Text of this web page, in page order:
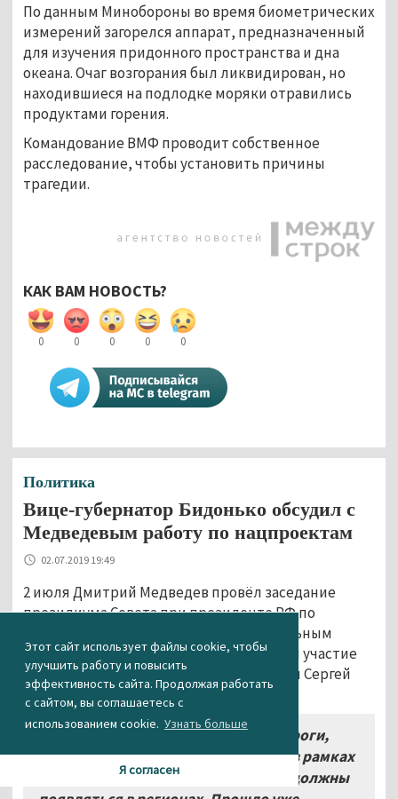
Этот сайт использует файлы cookie, чтобы
улучшить работу и повысить
эффективность сайта. Продолжая работать
с сайтом, вы соглашаетесь с
использованием cookie. Узнать больше
Я согласен
По данным Минобороны во время биометрических
измерений загорелся аппарат, предназначенный
для изучения придонного пространства и дна
океана. Очаг возгорания был ликвидирован, но
находившиеся на подлодке моряки отравились
продуктами горения.
Командование ВМФ проводит собственное
расследование, чтобы установить причины
трагедии.
КАК ВАМ НОВОСТЬ?
0 0 0 0 0
Политика
Вице-губернатор Бидонько обсудил с
Медведевым работу по нацпроектам
02.07.2019 19:49
2 июля Дмитрий Медведев провёл заседание
президиума Совета при президенте РФ по
стратегическому развитию и национальным
проектам. В видеоконференции принял участие
вице-губернатор Свердловской области Сергей
Бидонько.
«Новые больницы, школы, дороги,
многое другое, что предусмотрено в рамках
национальных проектов, конечно, должны